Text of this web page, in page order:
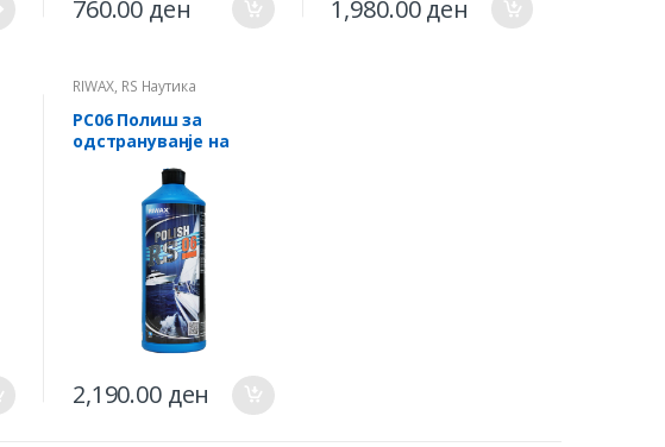
760.00 ден 1,980.00ден
RIWAX, RS Наутика
РС06 Полиш за
одстрануванје на
2,190.00 ден